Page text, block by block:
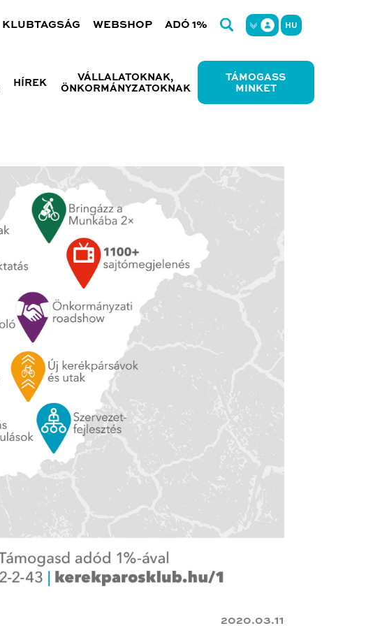
KLUBTAGSÁG WEBSHOP ADÓ 1% HU
HÍREK
VÁLLALATOKNAK,
ÖNKORMÁNYZATOKNAK
TÁMOGASS
MINKET
2020.03.11